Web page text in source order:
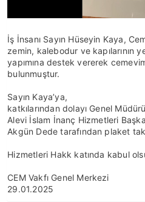
İş İnsanı Sayın Hüseyin Kaya,
zemin, kalebodur ve kapılarının
yapımına destek vererek
bulunmuştur.
Sayın Kaya’ya,
katkılarından dolayı Genel
Alevi İslam İnanç Hizmetleri
Akgün Dede tarafından plaket
Hizmetleri Hakk katında kabul
CEM Vakfı Genel Merkezi
29.01.2025